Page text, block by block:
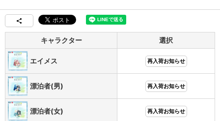
キャラクター 選択
エイメス 再入荷お知らせ
漂泊者(男) 再入荷お知らせ
漂泊者(女) 再入荷お知らせ